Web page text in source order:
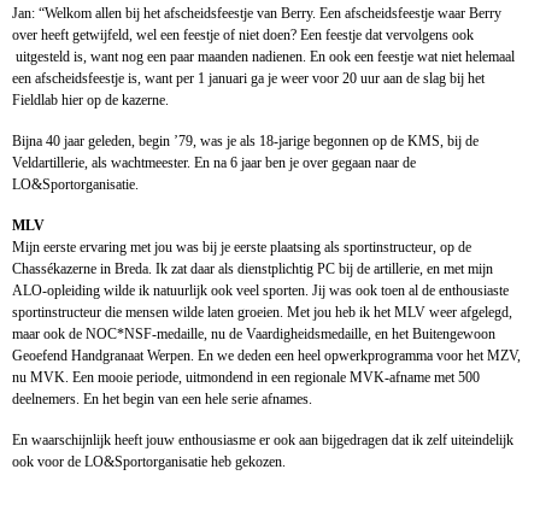
Jan: “Welkom allen bij het afscheidsfeestje van Berry. Een afscheidsfeestje waar Berry
over heeft getwijfeld, wel een feestje of niet doen? Een feestje dat vervolgens ook
uitgesteld is, want nog een paar maanden nadienen. En ook een feestje wat niet helemaal
een afscheidsfeestje is, want per 1 januari ga je weer voor 20 uur aan de slag bij het
Fieldlab hier op de kazerne.
Bijna 40 jaar geleden, begin ’79, was je als 18-jarige begonnen op de KMS, bij de
Veldartillerie, als wachtmeester. En na 6 jaar ben je over gegaan naar de
LO&Sportorganisatie.
MLV
Mijn eerste ervaring met jou was bij je eerste plaatsing als sportinstructeur, op de
Chassékazerne in Breda. Ik zat daar als dienstplichtig PC bij de artillerie, en met mijn
ALO-opleiding wilde ik natuurlijk ook veel sporten. Jij was ook toen al de enthousiaste
sportinstructeur die mensen wilde laten groeien. Met jou heb ik het MLV weer afgelegd,
maar ook de NOC*NSF-medaille, nu de Vaardigheidsmedaille, en het Buitengewoon
Geoefend Handgranaat Werpen. En we deden een heel opwerkprogramma voor het MZV,
nu MVK. Een mooie periode, uitmondend in een regionale MVK-afname met 500
deelnemers. En het begin van een hele serie afnames.
En waarschijnlijk heeft jouw enthousiasme er ook aan bijgedragen dat ik zelf uiteindelijk
ook voor de LO&Sportorganisatie heb gekozen.